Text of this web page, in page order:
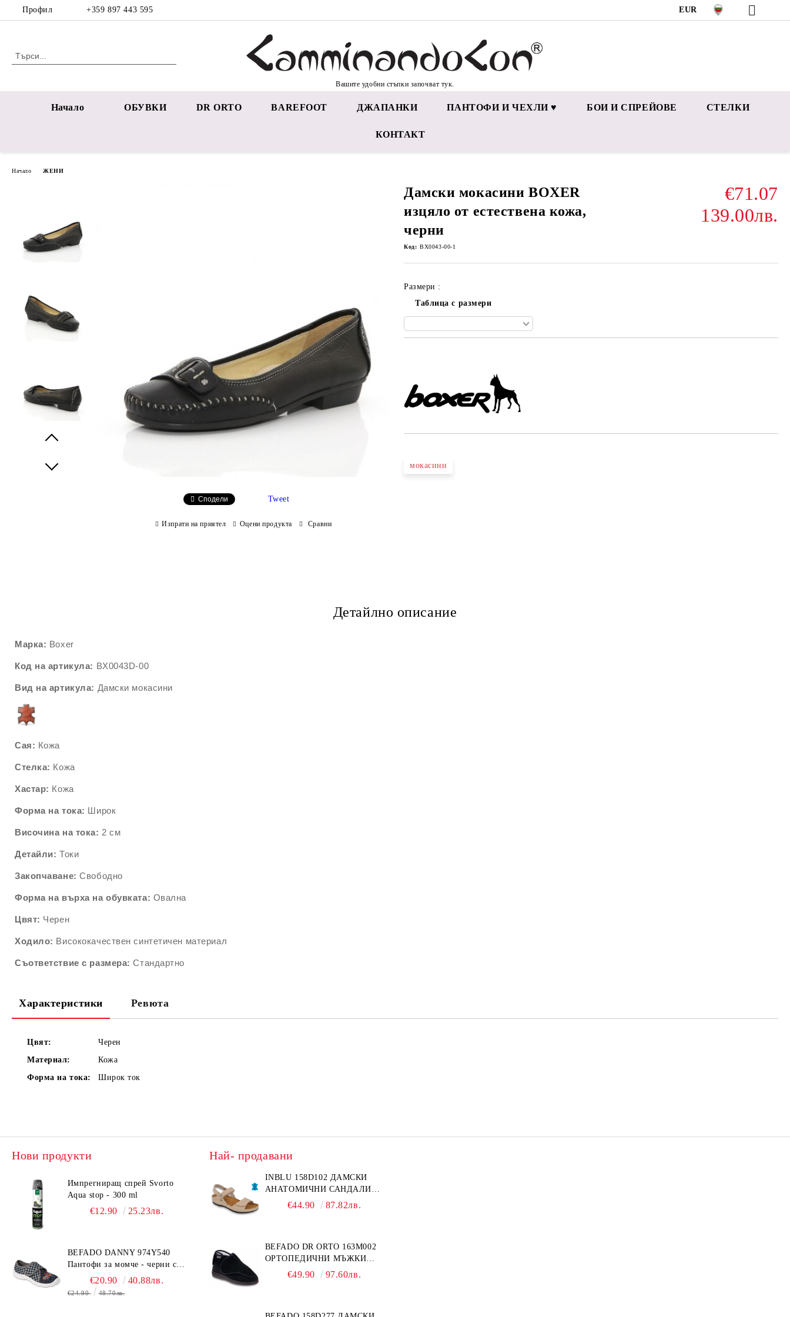
Профил +359 897 443 595 EUR
Вашите удобни стъпки започват тук.
Начало ОБУВКИ DR ORTO BAREFOOT ДЖАПАНКИ ПАНТОФИ И ЧЕХЛИ ♥ БОИ И СПРЕЙОВЕ СТЕЛКИ
КОНТАКТ
Начало ЖЕНИ
Дамски мокасини BOXER
изцяло от естествена кожа,
черни
€71.07
139.00лв.
Код: BX0043-00-1
Размери :
Таблица с размери
мокасини
Сподели Tweet
Изпрати на приятел Оцени продукта Сравни
Детайлно описание
Марка: Boxer
Код на артикула: BX0043D-00
Вид на артикула: Дамски мокасини
Сая: Кожа
Стелка: Кожа
Хастар: Кожа
Форма на тока: Широк
Височина на тока: 2 см
Детайли:Токи
Закопчаване: Свободно
Форма на върха на обувката: Овална
Цвят: Черен
Ходило: Висококачествен синтетичен материал
Съответствие с размера:Стандартно
Характеристики Ревюта
Цвят:
Черен
Материал:
Кожа
Форма на тока:
Широк ток
Нови продукти
Импрегниращ спрей Svorto
Aqua stop - 300 ml
€12.90 25.23лв.
BEFADO DANNY 974Y540
Пантофи за момче - черни с
€20.90 40.88лв.
€24.90 48.70лв.
Най- продавани
INBLU 158D102 ДАМСКИ
АНАТОМИЧНИ САНДАЛИ
ОТ ЕСТЕСТВЕНА КОЖА,
€44.90 87.82лв.
BEFADO DR ORTO 163M002
ОРТОПЕДИЧНИ МЪЖКИ
ОБУВКИ ЗА ГИПСИРАН ИЛИ
€49.90 97.60лв.